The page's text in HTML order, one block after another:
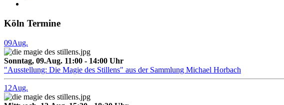
Köln Termine
09Aug.
Sonntag, 09.Aug. 11:00 - 14:00 Uhr
"Ausstellung: Die Magie des Stillens" aus der Sammlung Michael Horbach
12Aug.